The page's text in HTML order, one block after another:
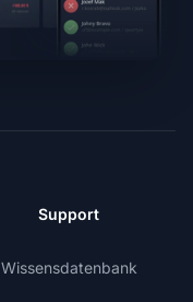
Support
Wissensdatenbank